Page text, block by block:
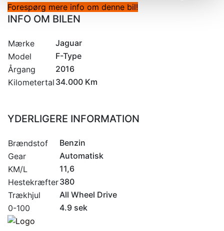
Forespørg mere info om denne bil!
INFO OM BILEN
Mærke
Jaguar
Model
F-Type
Årgang
2016
Kilometertal 34.000 Km
YDERLIGERE INFORMATION
Brændstof
Benzin
Gear
Automatisk
KM/L
11,6
Hestekræfter380
Trækhjul
All Wheel Drive
0-100
4.9 sek